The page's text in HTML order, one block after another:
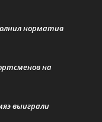
норматив
на
выиграли